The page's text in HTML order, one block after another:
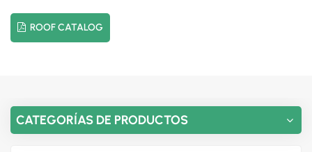
ROOF CATALOG
CATEGORÍAS DE PRODUCTOS